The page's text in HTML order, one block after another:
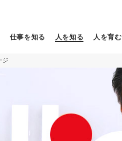
SDGsへの取り組み
仕事を知る
く
人を知る
トップメッセージ 人を育む
企業セミナー
ジ